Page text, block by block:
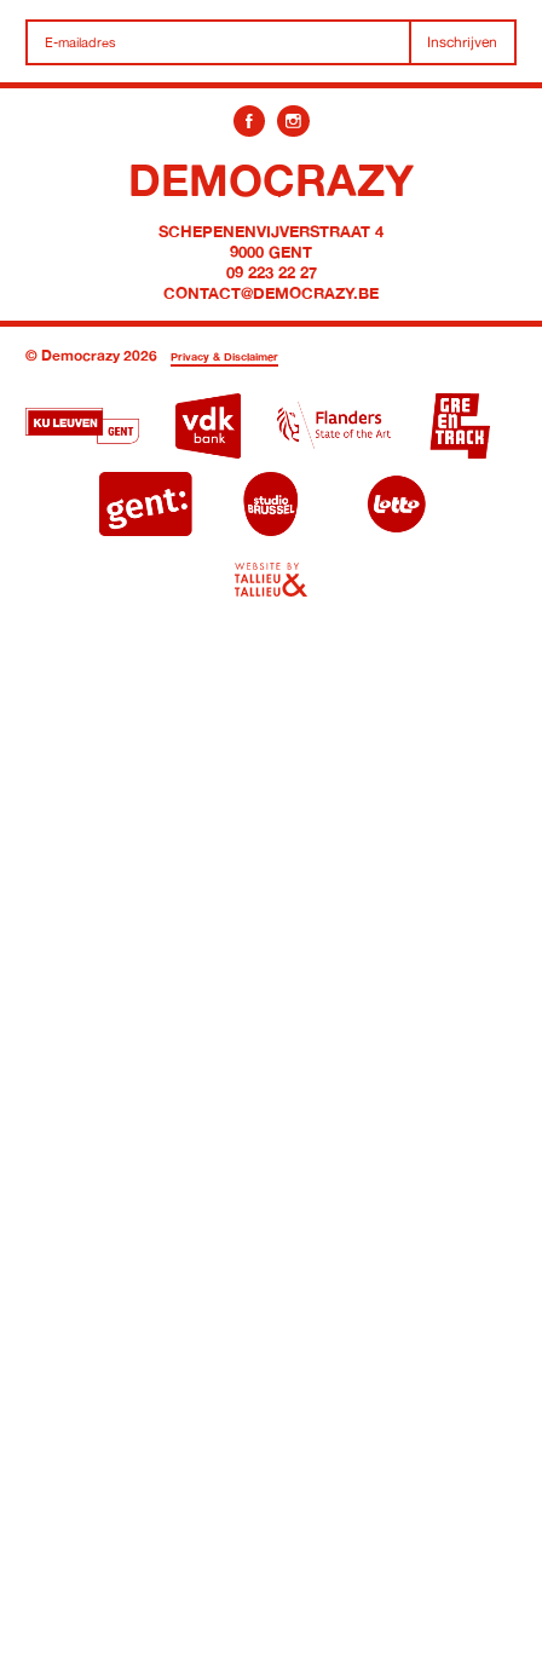
Inschrijven
DEMOCRAZY
SCHEPENENVIJVERSTRAAT 4
9000 GENT
09 223 22 27
CONTACT@DEMOCRAZY.BE
© Democrazy 2026 Privacy & Disclaimer